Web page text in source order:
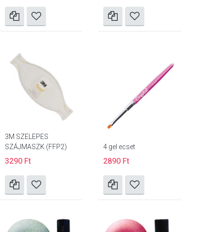
3M SZELEPES
SZÁJMASZK (FFP2)
3290 Ft
4 gel ecset
2890 Ft